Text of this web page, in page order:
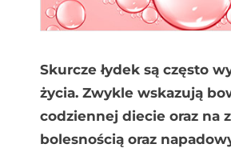
Skurcze łydek są często
życia. Zwykle wskazują
codziennej diecie oraz na
bolesnością oraz